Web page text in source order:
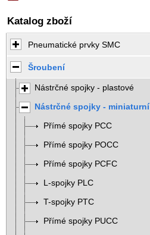
Katalog zboží
Pneumatické prvky SMC
Šroubení
Nástrčné spojky - plastové
Nástrčné spojky - miniaturní
Přímé spojky PCC
Přímé spojky POCC
Přímé spojky PCFC
L-spojky PLC
T-spojky PTC
Přímé spojky PUCC